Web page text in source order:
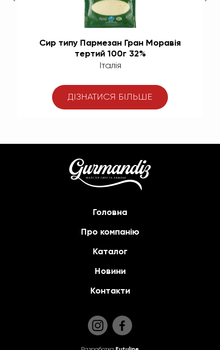
Сир типу Пармезан Гран Моравія
тертий 100г 32%
Італія
ДІЗНАТИСЯ БІЛЬШЕ
Головна
Про компанію
Каталог
Новини
Контакти